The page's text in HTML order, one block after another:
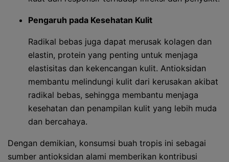
Pengaruh pada Kesehatan Kulit
Radikal bebas juga dapat merusak kolagen dan
elastin, protein yang penting untuk menjaga
elastisitas dan kekencangan kulit. Antioksidan
membantu melindungi kulit dari kerusakan akibat
radikal bebas, sehingga membantu menjaga
kesehatan dan penampilan kulit yang lebih muda
dan bercahaya.
Dengan demikian, konsumsi buah tropis ini sebagai
sumber antioksidan alami memberikan kontribusi